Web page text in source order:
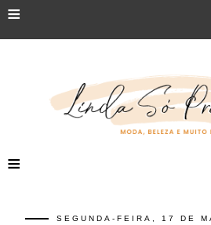
≡
≡
SEGUNDA-FEIRA, 17 DE